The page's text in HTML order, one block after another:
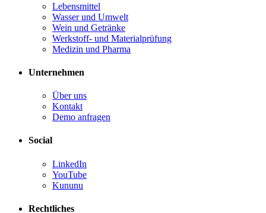
Lebensmittel
Wasser und Umwelt
Wein und Getränke
Werkstoff- und Materialprüfung
Medizin und Pharma
Unternehmen
Über uns
Kontakt
Demo anfragen
Social
LinkedIn
YouTube
Kununu
Rechtliches